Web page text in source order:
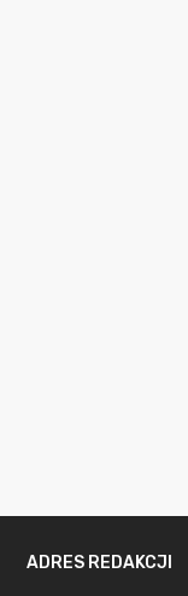
ADRES REDAKCJI